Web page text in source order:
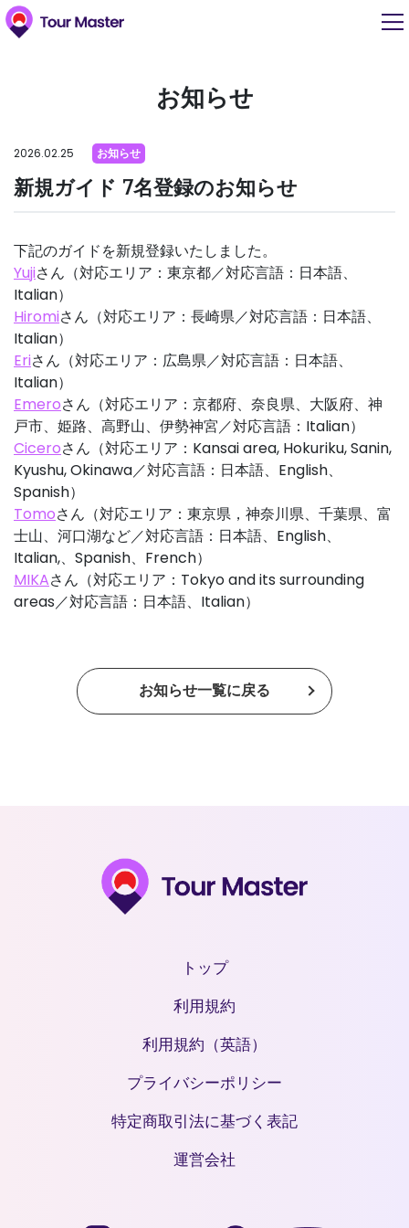
お知らせ
2026.02.25 お知らせ
新規ガイド 7名登録のお知らせ
下記のガイドを新規登録いたしました。
Yujiさん（対応エリア：東京都／対応言語：日本語、
Italian）
Hiromiさん（対応エリア：長崎県／対応言語：日本語、
Italian）
Eriさん（対応エリア：広島県／対応言語：日本語、
Italian）
Emeroさん（対応エリア：京都府、奈良県、大阪府、神
戸市、姫路、高野山、伊勢神宮／対応言語：Italian）
Ciceroさん（対応エリア：Kansai area, Hokuriku, Sanin,
Kyushu, Okinawa／対応言語：日本語、English、
Spanish）
Tomoさん（対応エリア：東京県，神奈川県、千葉県、富
士山、河口湖など／対応言語：日本語、English、
Italian,、Spanish、French）
MIKAさん（対応エリア：Tokyo and its surrounding
areas／対応言語：日本語、Italian）
お知らせ一覧に戻る
トップ
利用規約
利用規約（英語）
プライバシーポリシー
特定商取引法に基づく表記
運営会社